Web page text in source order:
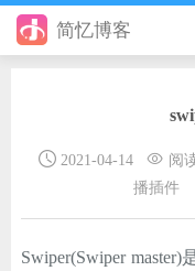
简忆博客
手册
2021-04-14 阅
播插件
Swiper(Swiper